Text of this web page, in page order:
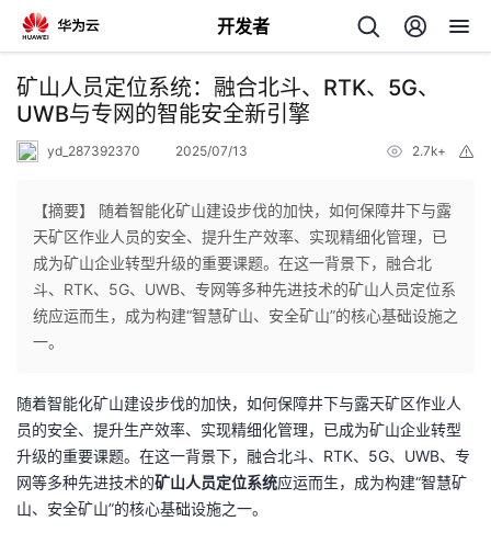
开发者
返
回
个
人
页
我
开
发
的
开
我
的
我
矿山人员定位系统：融合北斗、RTK、5G、
UWB与专网的智能安全新引擎
yd_287392370 2025/07/13 2.7k+
【摘要】 随着智能化矿山建设步伐的加快，如何保障井下与露
天矿区作业人员的安全、提升生产效率、实现精细化管理，已
成为矿山企业转型升级的重要课题。在这一背景下，融合北
斗、RTK、5G、UWB、专网等多种先进技术的矿山人员定位系
统应运而生，成为构建“智慧矿山、安全矿山”的核心基础设施之
一。
随着智能化矿山建设步伐的加快，如何保障井下与露天矿区作业人
员的安全、提升生产效率、实现精细化管理，已成为矿山企业转型
升级的重要课题。在这一背景下，融合北斗、RTK、5G、UWB、专
网等多种先进技术的矿山人员定位系统应运而生，成为构建“智慧矿
山、安全矿山”的核心基础设施之一。